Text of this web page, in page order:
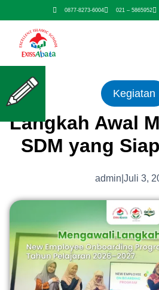
0877-8273-6004 021 – 5865952
Kegiatan
Langkah Awal
SDM yang
admin Juli 3,